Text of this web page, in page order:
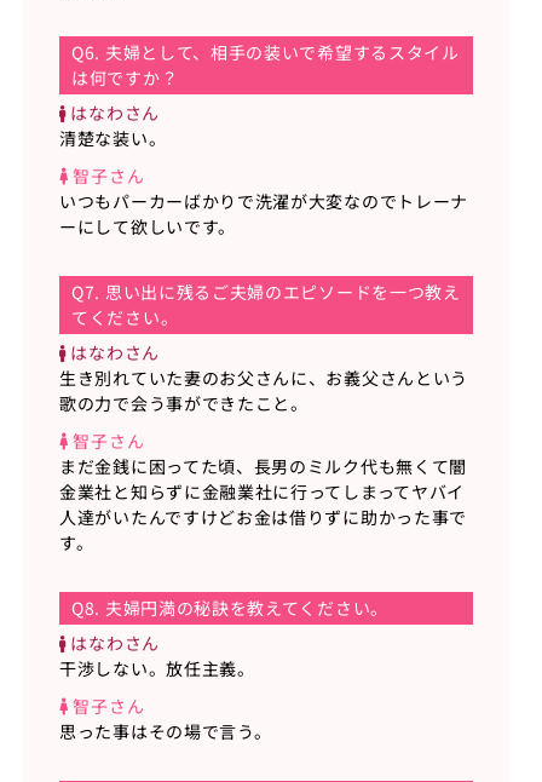
Q6. 夫婦として、相手の装いで希望するスタイル
は何ですか？
はなわさん
清楚な装い。
智子さん
いつもパーカーばかりで洗濯が大変なのでトレーナ
ーにして欲しいです。
Q7. 思い出に残るご夫婦のエピソードを一つ教え
てください。
はなわさん
生き別れていた妻のお父さんに、お義父さんという
歌の力で会う事ができたこと。
智子さん
まだ金銭に困ってた頃、長男のミルク代も無くて闇
金業社と知らずに金融業社に行ってしまってヤバイ
人達がいたんですけどお金は借りずに助かった事で
す。
Q8. 夫婦円満の秘訣を教えてください。
はなわさん
干渉しない。放任主義。
智子さん
思った事はその場で言う。